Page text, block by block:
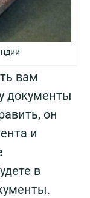
вам
документы
он
и
в